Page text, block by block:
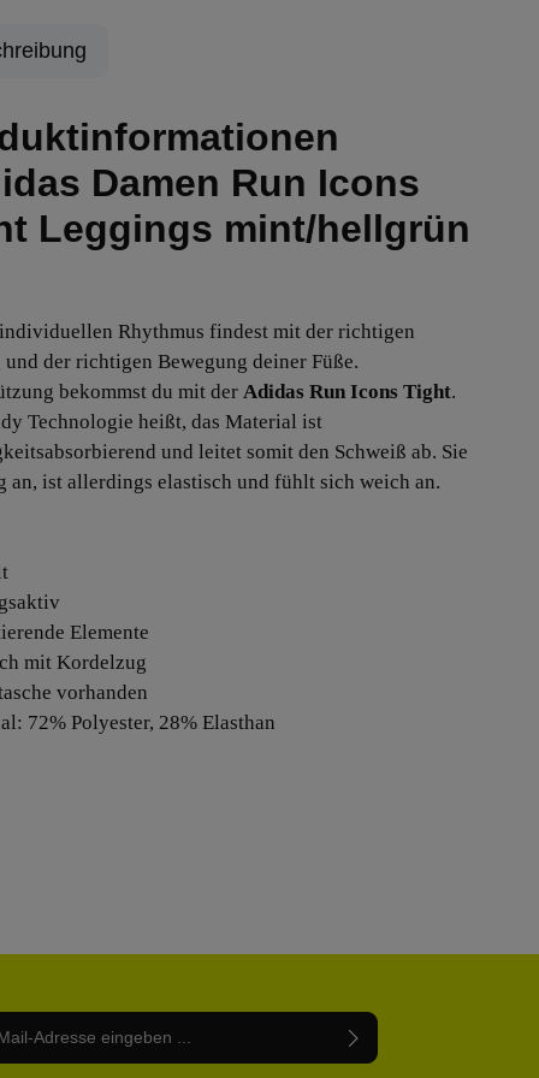
Damen Run Icons
Leggings mint/hellgrün
Rhythmus findest mit der richtigen
der richtigen Bewegung deiner Füße.
bekommst du mit der Adidas Run Icons Tight.
Technologie heißt, das Material ist
und leitet somit den Schweiß ab. Sie
an, ist allerdings elastisch und fühlt sich weich an.
Elemente
mit Kordelzug
vorhanden
72% Polyester, 28% Elasthan